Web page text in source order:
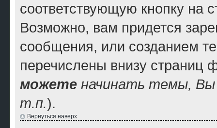
соответствующую кнопку на
Возможно, вам придется
сообщения, или созданием
перечислены внизу страниц
можете начинать темы,
т.п.).
Вернуться наверх